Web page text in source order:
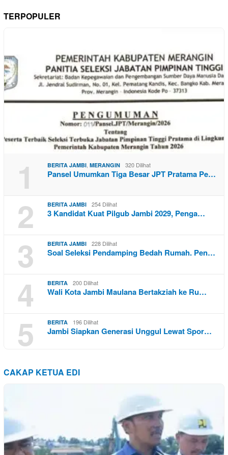
TERPOPULER
1 BERITA JAMBI, MERANGIN 320 Dilihat
Pansel Umumkan Tiga Besar JPT Pratama Pe…
2 BERITA JAMBI 254 Dilihat
3 Kandidat Kuat Pilgub Jambi 2029, Penga…
3 BERITA JAMBI 228 Dilihat
Soal Seleksi Pendamping Bedah Rumah. Pen…
4 BERITA 200 Dilihat
Wali Kota Jambi Maulana Bertakziah ke Ru…
5 BERITA 196 Dilihat
Jambi Siapkan Generasi Unggul Lewat Spor…
CAKAP KETUA EDI